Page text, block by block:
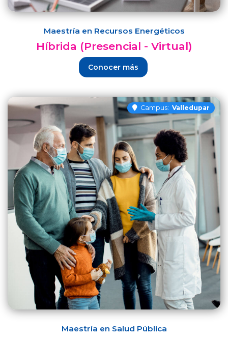
Maestría en Recursos Energéticos
Híbrida (Presencial - Virtual)
Conocer más
Campus: Valledupar
Maestría en Salud Pública